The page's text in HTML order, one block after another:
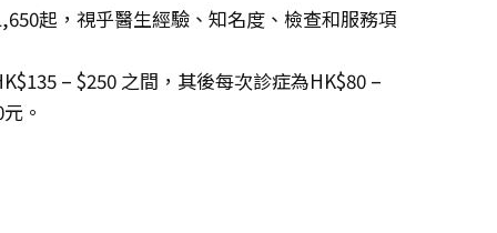
起，視乎醫生經驗、知名度、檢查和服務項
– $250 之間，其後每次診症為HK$80 –
。